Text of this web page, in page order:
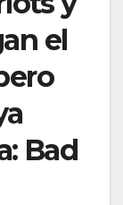
el
Bad